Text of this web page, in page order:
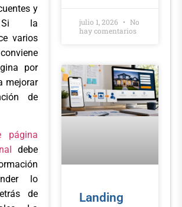
y
la
varios
por
mejorar
de
página
debe
lo
de
julio 1, 2026
No
hay comentarios
Landing